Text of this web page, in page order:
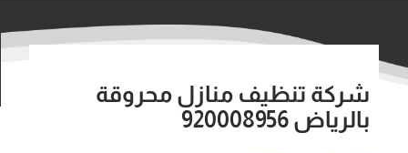
شركة تنظيف منازل محروقة
بالرياض 920008956